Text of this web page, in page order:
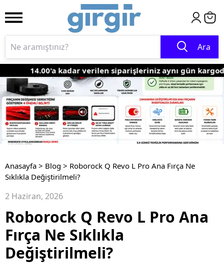
Ara
14.00'a kadar verilen siparişleriniz aynı gün kargoda
Anasayfa > Blog > Roborock Q Revo L Pro Ana Fırça Ne
Sıklıkla Değiştirilmeli?
2 Haziran, 2026
Roborock Q Revo L Pro Ana
Fırça Ne Sıklıkla
Değiştirilmeli?